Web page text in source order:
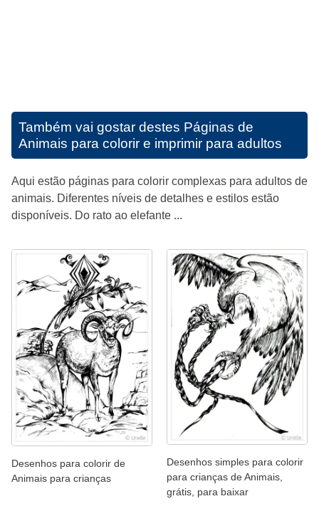
Também vai gostar destes Páginas de
Animais para colorir e imprimir para adultos
Aqui estão páginas para colorir complexas para adultos de
animais. Diferentes níveis de detalhes e estilos estão
disponíveis. Do rato ao elefante ...
Desenhos para colorir de
Animais para crianças
Desenhos simples para colorir
para crianças de Animais,
grátis, para baixar